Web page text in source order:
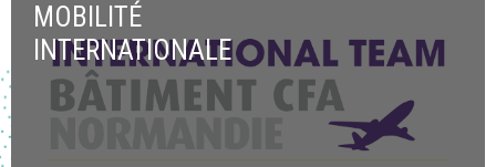
MOBILITÉ
INTERNATIONALE